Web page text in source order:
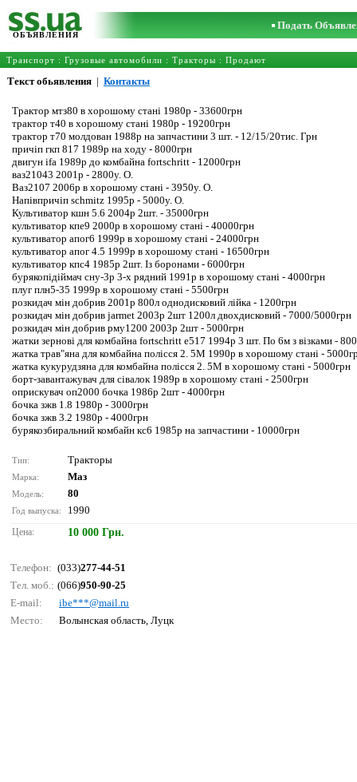
ОБЪЯВЛЕНИЯ
Подать
Транспорт : Грузовые автомобили : Тракторы : Продают
Текст обьявления | Контакты
Трактор мтз80 в хорошому стані 1980р - 33600грн
трактор т40 в хорошому стані 1980р - 19200грн
трактор т70 молдован 1988р на запчастини 3 шт. - 12/15/20тис. Грн
причіп гкп 817 1989р на ходу - 8000грн
двигун ifa 1989р до комбайна fortschritt - 12000грн
ваз21043 2001р - 2800у. О.
Ваз2107 2006р в хорошому стані - 3950у. О.
Напівпричіп schmitz 1995р - 5000у. О.
Культиватор кшн 5.6 2004р 2шт. - 35000грн
культиватор кпе9 2000р в хорошому стані - 40000грн
культиватор апог6 1999р в хорошому стані - 24000грн
культиватор апог 4.5 1999р в хорошому стані - 16500грн
культиватор кпс4 1985р 2шт. Із боронами - 6000грн
бурякопідіймач сну-3р 3-х рядний 1991р в хорошому стані - 4000грн
плуг плн5-35 1999р в хорошому стані - 5500грн
розкидач мін добрив 2001р 800л однодисковий лійка - 1200грн
розкидач мін добрив jarmet 2003р 2шт 1200л двохдисковий - 7000/5000грн
розкидач мін добрив рму1200 2003р 2шт - 5000грн
жатки зернові для комбайна fortschritt е517 1994р 3 шт. По 6м з візками -
жатка трав"яна для комбайна полісся 2. 5М 1990р в хорошому стані -
жатка кукурудзяна для комбайна полісся 2. 5М в хорошому стані - 5000грн
борт-завантажувач для сівалок 1989р в хорошому стані - 2500грн
оприскувач оп2000 бочка 1986р 2шт - 4000грн
бочка зжв 1.8 1980р - 3000грн
бочка зжв 3.2 1980р - 4000грн
бурякозбиральний комбайн кс6 1985р на запчастини - 10000грн
Тип: Тракторы
Марка: Маз
Модель: 80
Год выпуска: 1990
Цена: 10 000 Грн.
Телефон: (033)277-44-51
Тел. моб.: (066)950-90-25
E-mail:
ibе***@mаil.ru
Место:
Волынская область, Луцк